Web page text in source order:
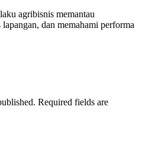
agribisnis memantau
dan memahami performa
Required fields are